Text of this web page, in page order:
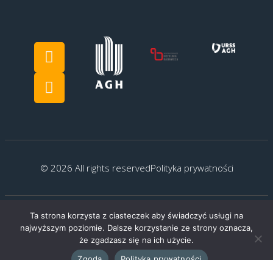
© 2026 All rights reservedPolityka prywatności
Created by: G.Kocyłowski
Ta strona korzysta z ciasteczek aby świadczyć usługi na
najwyższym poziomie. Dalsze korzystanie ze strony oznacza,
że zgadzasz się na ich użycie.